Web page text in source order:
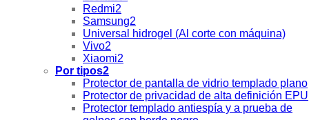
Redmi2
Samsung2
Universal hidrogel (Al corte con máquina)
Vivo2
Xiaomi2
Por tipos2
Protector de pantalla de vidrio templado plano
Protector de privacidad de alta definición EPU
Protector templado antiespía y a prueba de